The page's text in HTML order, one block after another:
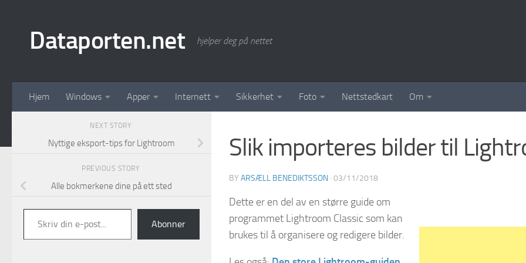
Dataporten.net hjelper deg på nettet
Hjem Windows Apper Internett Sikkerhet Foto Nettstedkart Om
Slik importeres bilder til
BY ARSÆLL BENEDIKTSSON · 03/11/2018
Dette er en del av en større guide om
programmet Lightroom Classic som kan
brukes til å organisere og redigere bilder.
NEXT STORY
Nyttige eksport-tips for Lightroom
PREVIOUS STORY
Alle bokmerkene dine på ett sted
Skriv din e-post...
Abonner